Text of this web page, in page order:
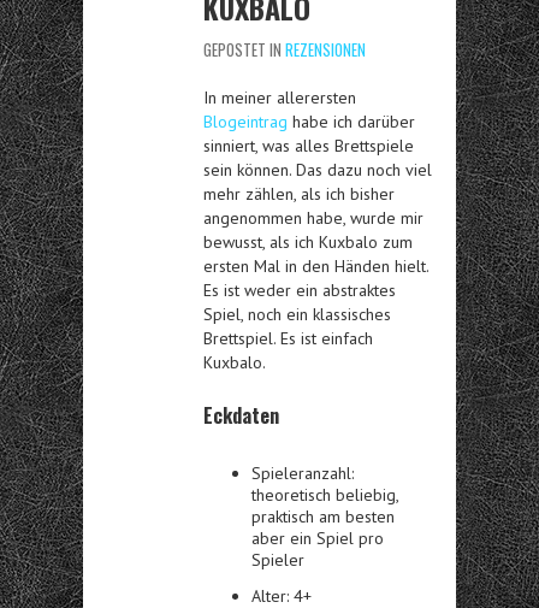
GEPOSTET IN REZENSIONEN
In meiner allerersten
Blogeintrag habe ich darüber
sinniert, was alles Brettspiele
sein können. Das dazu noch viel
mehr zählen, als ich bisher
angenommen habe, wurde mir
bewusst, als ich Kuxbalo zum
ersten Mal in den Händen hielt.
Es ist weder ein abstraktes
Spiel, noch ein klassisches
Brettspiel. Es ist einfach
Kuxbalo.
Eckdaten
Spieleranzahl:
theoretisch beliebig,
praktisch am besten
aber ein Spiel pro
Spieler
Alter: 4+